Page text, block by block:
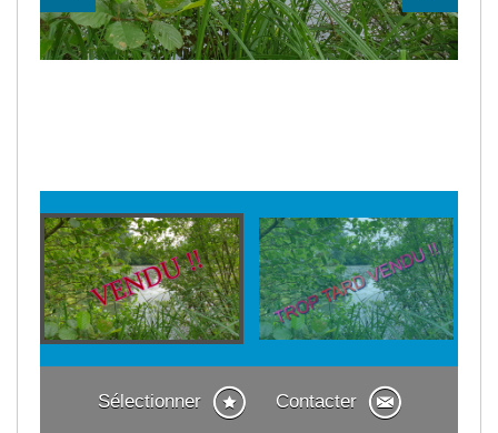
Sélectionner Contacter